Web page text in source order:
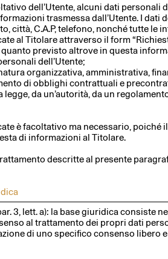
dell’Utente, alcuni dati personali
trasmessa dall’Utente. I dati
città, C.A.P, telefono, nonché tutte le
al Titolare attraverso il form
previsto altrove in questa
dell’Utente;
organizzativa, amministrativa,
di obblighi contrattuali e
da un’autorità, da un
è facoltativo ma necessario, poiché
di informazioni al Titolare.
descritte al presente
3, lett. a): la base giuridica consiste
al trattamento dei propri dati
di uno specifico consenso libero